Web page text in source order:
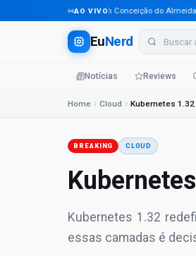
AO VIVO
Tecnologia em Conceição do Almeida
EuNerd
Notícias Reviews
Home Cloud Kubernetes 1.32
BREAKING CLOUD
Kubernetes 1.32
essas camadas é